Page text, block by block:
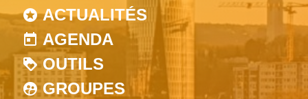
ACTUALITÉS
AGENDA
OUTILS
GROUPES